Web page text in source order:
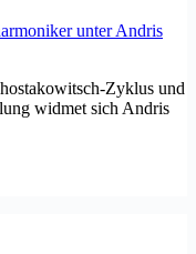
Zyklus und
widmet sich Andris